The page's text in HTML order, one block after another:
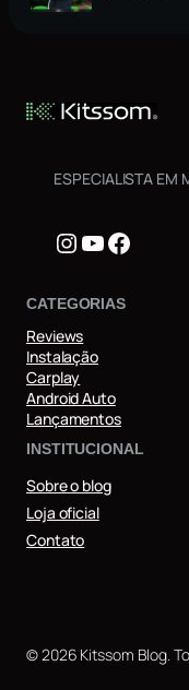
ESPECIALISTA EM
Instagram
Youtube
CATEGORIAS
Reviews
Instalação
Carplay
Android Auto
Lançamentos
INSTITUCIONAL
Sobre o blog
Loja oficial
Contato
© 2026 Kitssom Blog.